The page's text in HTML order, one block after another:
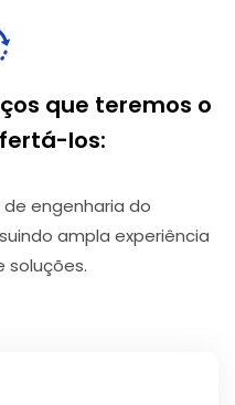
que teremos o
los:
engenharia do
ampla experiência
soluções.